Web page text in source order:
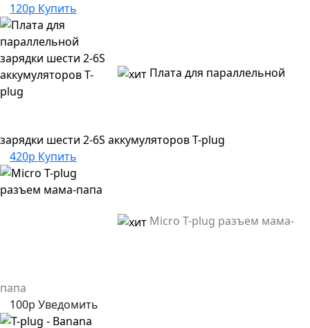
120р Купить
Плата для параллельной
зарядки шести 2-6S аккумуляторов T-plug
420р Купить
Micro T-plug разъем мама-
папа
100р Уведомить